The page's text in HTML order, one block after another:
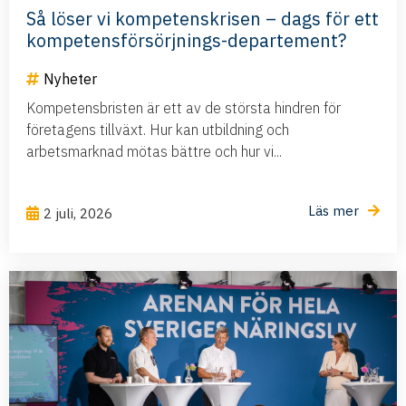
Så löser vi kompetenskrisen – dags för ett
kompetensförsörjnings-departement?
Nyheter
Kompetensbristen är ett av de största hindren för
företagens tillväxt. Hur kan utbildning och
arbetsmarknad mötas bättre och hur vi...
2 juli, 2026 Läs mer